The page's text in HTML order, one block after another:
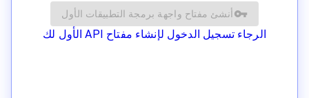
أنشئ مفتاح واجهة برمجة التطبيقات الأول
الرجاء تسجيل الدخول لإنشاء مفتاح API الأول لك